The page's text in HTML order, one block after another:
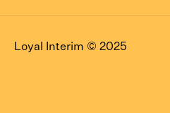
Loyal Interim © 2025